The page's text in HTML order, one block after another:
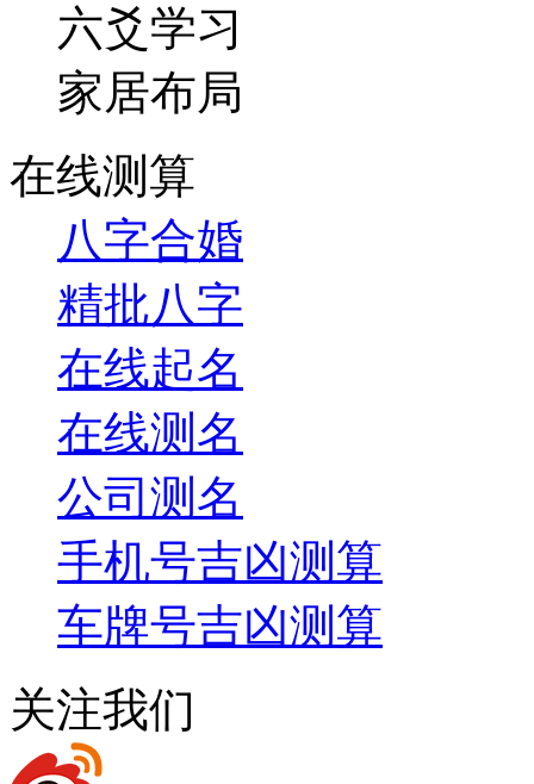
六爻学习
家居布局
在线测算
八字合婚
精批八字
在线起名
在线测名
公司测名
手机号吉凶测算
车牌号吉凶测算
关注我们